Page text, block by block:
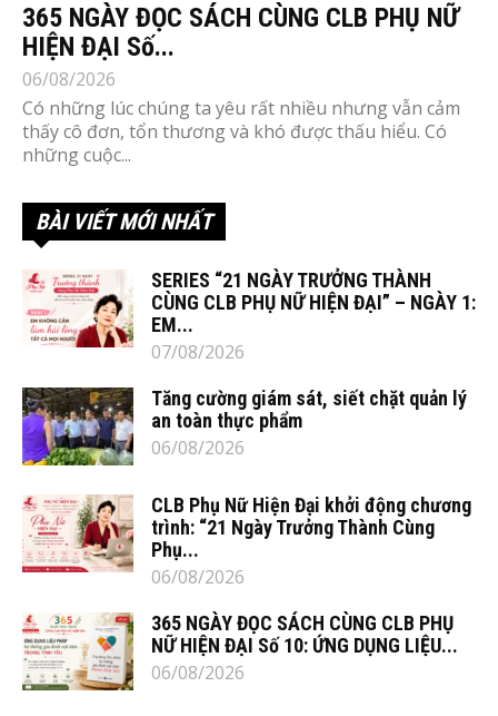
365 NGÀY ĐỌC SÁCH CÙNG CLB PHỤ NỮ
HIỆN ĐẠI Số...
06/08/2026
Có những lúc chúng ta yêu rất nhiều nhưng vẫn cảm
thấy cô đơn, tổn thương và khó được thấu hiểu. Có
những cuộc...
BÀI VIẾT MỚI NHẤT
SERIES “21 NGÀY TRƯỞNG THÀNH
CÙNG CLB PHỤ NỮ HIỆN ĐẠI” – NGÀY 1:
EM...
07/08/2026
Tăng cường giám sát, siết chặt quản lý
an toàn thực phẩm
06/08/2026
CLB Phụ Nữ Hiện Đại khởi động chương
trình: “21 Ngày Trưởng Thành Cùng
Phụ...
06/08/2026
365 NGÀY ĐỌC SÁCH CÙNG CLB PHỤ
NỮ HIỆN ĐẠI Số 10: ỨNG DỤNG LIỆU...
06/08/2026